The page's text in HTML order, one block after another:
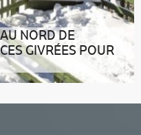
NORD DE
GIVRÉES POUR
on suit les yeux fermés